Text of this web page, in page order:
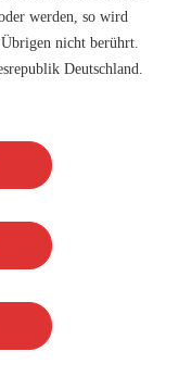
werden, so wird
nicht berührt.
Deutschland.